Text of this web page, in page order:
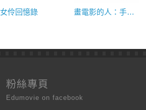
女伶回憶錄 畫電影的人：手繪海報的美好時光
粉絲專頁
Edumovie on facebook